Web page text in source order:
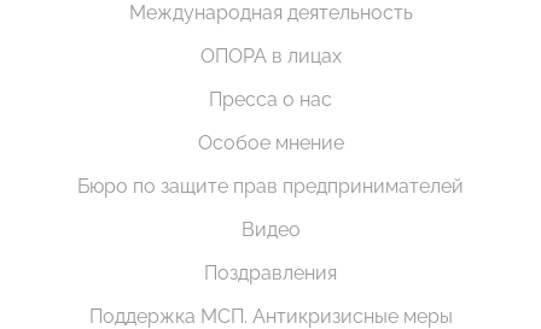
Международная деятельность
ОПОРА в лицах
Пресса о нас
Особое мнение
Бюро по защите прав предпринимателей
Видео
Поздравления
Поддержка МСП. Антикризисные меры